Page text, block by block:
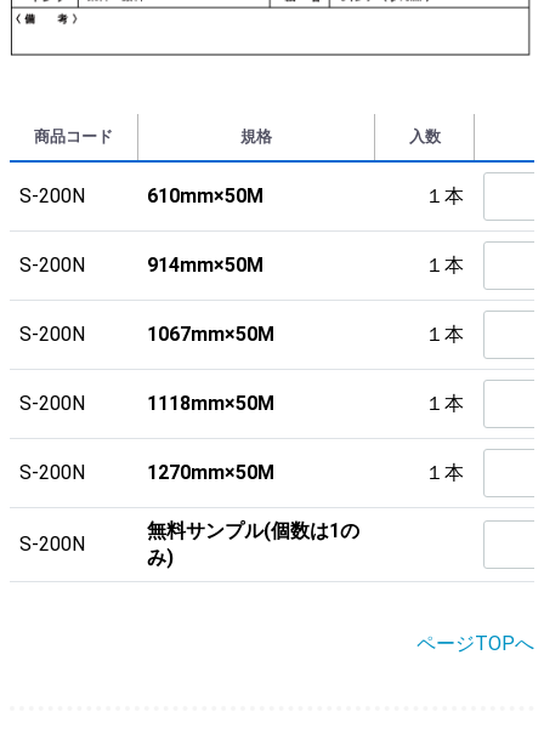
商品コード 規格 入数
S-200N 610mm×50M １本
S-200N 914mm×50M １本
S-200N 1067mm×50M １本
S-200N 1118mm×50M １本
S-200N 1270mm×50M １本
S-200N
無料サンプル(個数は1の
み)
ページTOPへ